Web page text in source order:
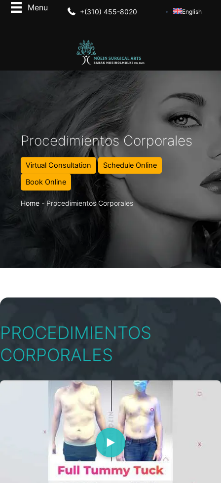
English
+(310) 455-8020
Procedimientos Corporales
Virtual Consultation
Schedule Online
Book Online
Home - Procedimientos Corporales
PROCEDIMIENTOS
CORPORALES